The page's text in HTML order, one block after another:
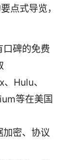
点式导览，
口碑的免费
Hulu、
等在美国
加密、协议